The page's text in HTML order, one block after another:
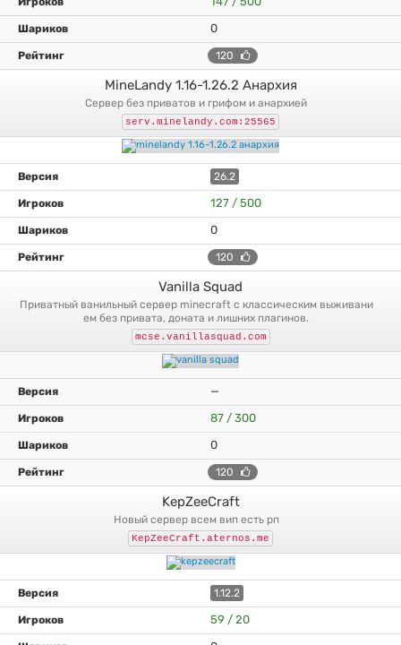
0
120
MineLandy 1.16-1.26.2 Анархия
сервер без приватов и грифом и анархией
serv.minelandy.com:25565
26.2
127 / 500
0
120
Vanilla Squad
приватный ванильный сервер minecraft с классическим выживани
ем без привата, доната и лишних плагинов.
mcse.vanillasquad.com
—
87 / 300
0
120
KepZeeCraft
новый сервер всем вип есть рп
KepZeeCraft.aternos.me
1.12.2
59 / 20